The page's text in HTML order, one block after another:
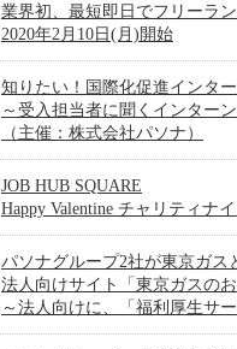
業界初、最短即日でフリーラ
2020年2月10日(月)開始
知りたい！国際化促進インタ
～受入担当者に聞くインター
（主催：株式会社パソナ）
JOB HUB SQUARE
Happy Valentine チャリティナ
パソナグループ2社が東京ガス
法人向けサイト「東京ガスの
～法人向けに、「福利厚生サ